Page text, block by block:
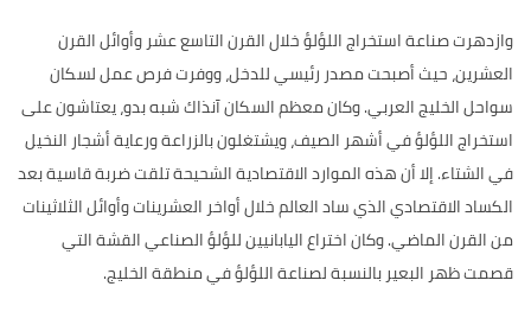
وازدهرت صناعة استخراج اللؤلؤ خلال القرن التاسع عشر وأوائل القرن
العشرين، حيث أصبحت مصدر رئيسي للدخل، ووفرت فرص عمل لسكان
سواحل الخليج العربي.وكان معظم السكان آنذاك شبه بدو، يعتاشون على
استخراج اللؤلؤ في أشهر الصيف، ويشتغلون بالزراعة ورعاية أشجار النخيل
في الشتاء.إلا أن هذه الموارد الاقتصادية الشحيحة تلقت ضربة قاسية بعد
الكساد الاقتصادي الذي ساد العالم خلال أواخر العشرينات وأوائل الثلاثينات
من القرن الماضي.وكان اختراع اليابانيين للؤلؤ الصناعي القشة التي
قصمت ظهر البعير بالنسبة لصناعة اللؤلؤ في منطقة الخليج.